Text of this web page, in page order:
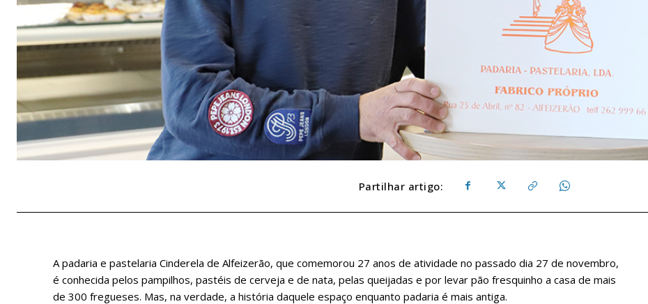
Partilhar artigo:
A padaria e pastelaria Cinderela de Alfeizerão, que comemorou 27 anos de atividade no passado dia 27 de novembro,
é conhecida pelos pampilhos, pastéis de cerveja e de nata, pelas queijadas e por levar pão fresquinho a casa de mais
de 300 fregueses. Mas, na verdade, a história daquele espaço enquanto padaria é mais antiga.